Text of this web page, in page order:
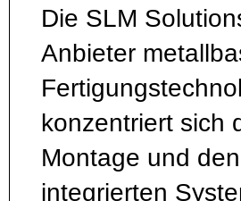
Die SLM
Anbieter
konzentriert sich
Montage und
integrierten